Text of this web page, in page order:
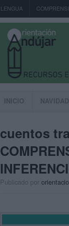
LENGUA
INICIO NAVIDAD
cuentos
Publicado por